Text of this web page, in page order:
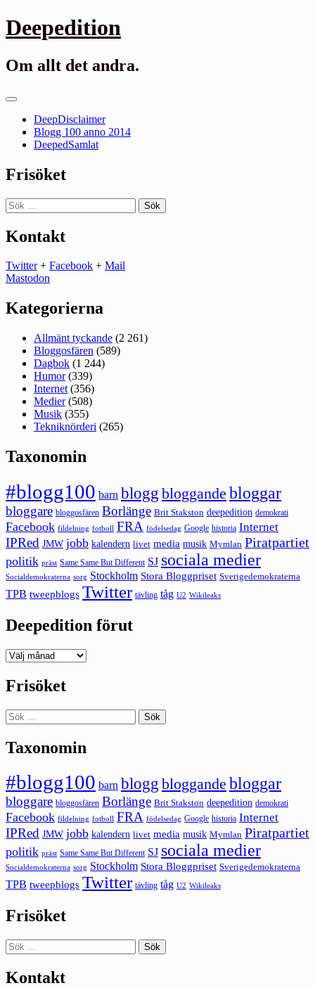
Gå
till
Deepedition
Om allt det andra.
Primär
DeepDisclaimer
Blogg 100 anno 2014
DeepedSamlat
Frisöket
Sök
efter:
Kontakt
Twitter+ Facebook + Mail
Mastodon
Kategorierna
Allmänt tyckande (2 261)
Bloggosfären (589)
Dagbok (1 244)
Humor(339)
Internet (356)
Medier(508)
Musik (355)
Tekniknörderi (265)
Taxonomin
#blogg100 barn blogg bloggande bloggar
bloggare bloggosfären Borlänge Brit Stakston deepedition demokrati
Facebook fildelning fotboll FRA födelsedag Google historia Internet
IPRed JMW jobb kalendern livet media musik Mymlan Piratpartiet
politik präst Same Same But Different SJ sociala medier
Socialdemokraterna sorg Stockholm Stora Bloggpriset Sverigedemokraterna
TPB tweepblogs Twitter tävling tåg U2 Wikileaks
Deepedition förut
Deepedition
Frisöket
Sök
efter:
Taxonomin
#blogg100 barn blogg bloggande bloggar
bloggare bloggosfären Borlänge Brit Stakston deepedition demokrati
Facebook fildelning fotboll FRA födelsedag Google historia Internet
IPRed JMW jobb kalendern livet media musik Mymlan Piratpartiet
politik präst Same Same But Different SJ sociala medier
Socialdemokraterna sorg Stockholm Stora Bloggpriset Sverigedemokraterna
TPB tweepblogs Twitter tävling tåg U2 Wikileaks
Frisöket
Sök
efter:
Kontakt